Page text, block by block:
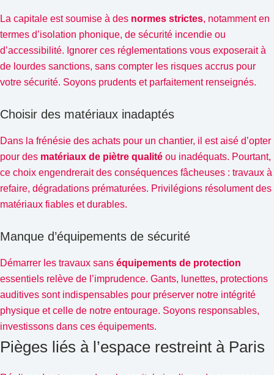
La capitale est soumise à des normes strictes, notamment en
termes d’isolation phonique, de sécurité incendie ou
d’accessibilité. Ignorer ces réglementations vous exposerait à
de lourdes sanctions, sans compter les risques accrus pour
votre sécurité. Soyons prudents et parfaitement renseignés.
Choisir des matériaux inadaptés
Dans la frénésie des achats pour un chantier, il est aisé d’opter
pour des matériaux de piètre qualité ou inadéquats. Pourtant,
ce choix engendrerait des conséquences fâcheuses : travaux à
refaire, dégradations prématurées. Privilégions résolument des
matériaux fiables et durables.
Manque d’équipements de sécurité
Démarrer les travaux sans équipements de protection
essentiels relève de l’imprudence. Gants, lunettes, protections
auditives sont indispensables pour préserver notre intégrité
physique et celle de notre entourage. Soyons responsables,
investissons dans ces équipements.
Pièges liés à l’espace restreint à Paris